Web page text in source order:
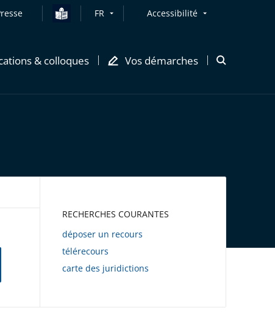
FR Accessibilité
& colloques Vos démarches
Ouvrir
RECHERCHES COURANTES
déposer un recours
télérecours
carte des juridictions